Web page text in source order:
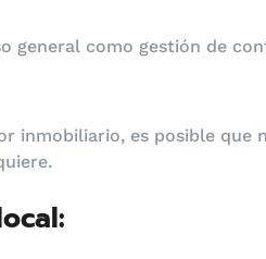
general como gestión de
inmobiliario, es posible